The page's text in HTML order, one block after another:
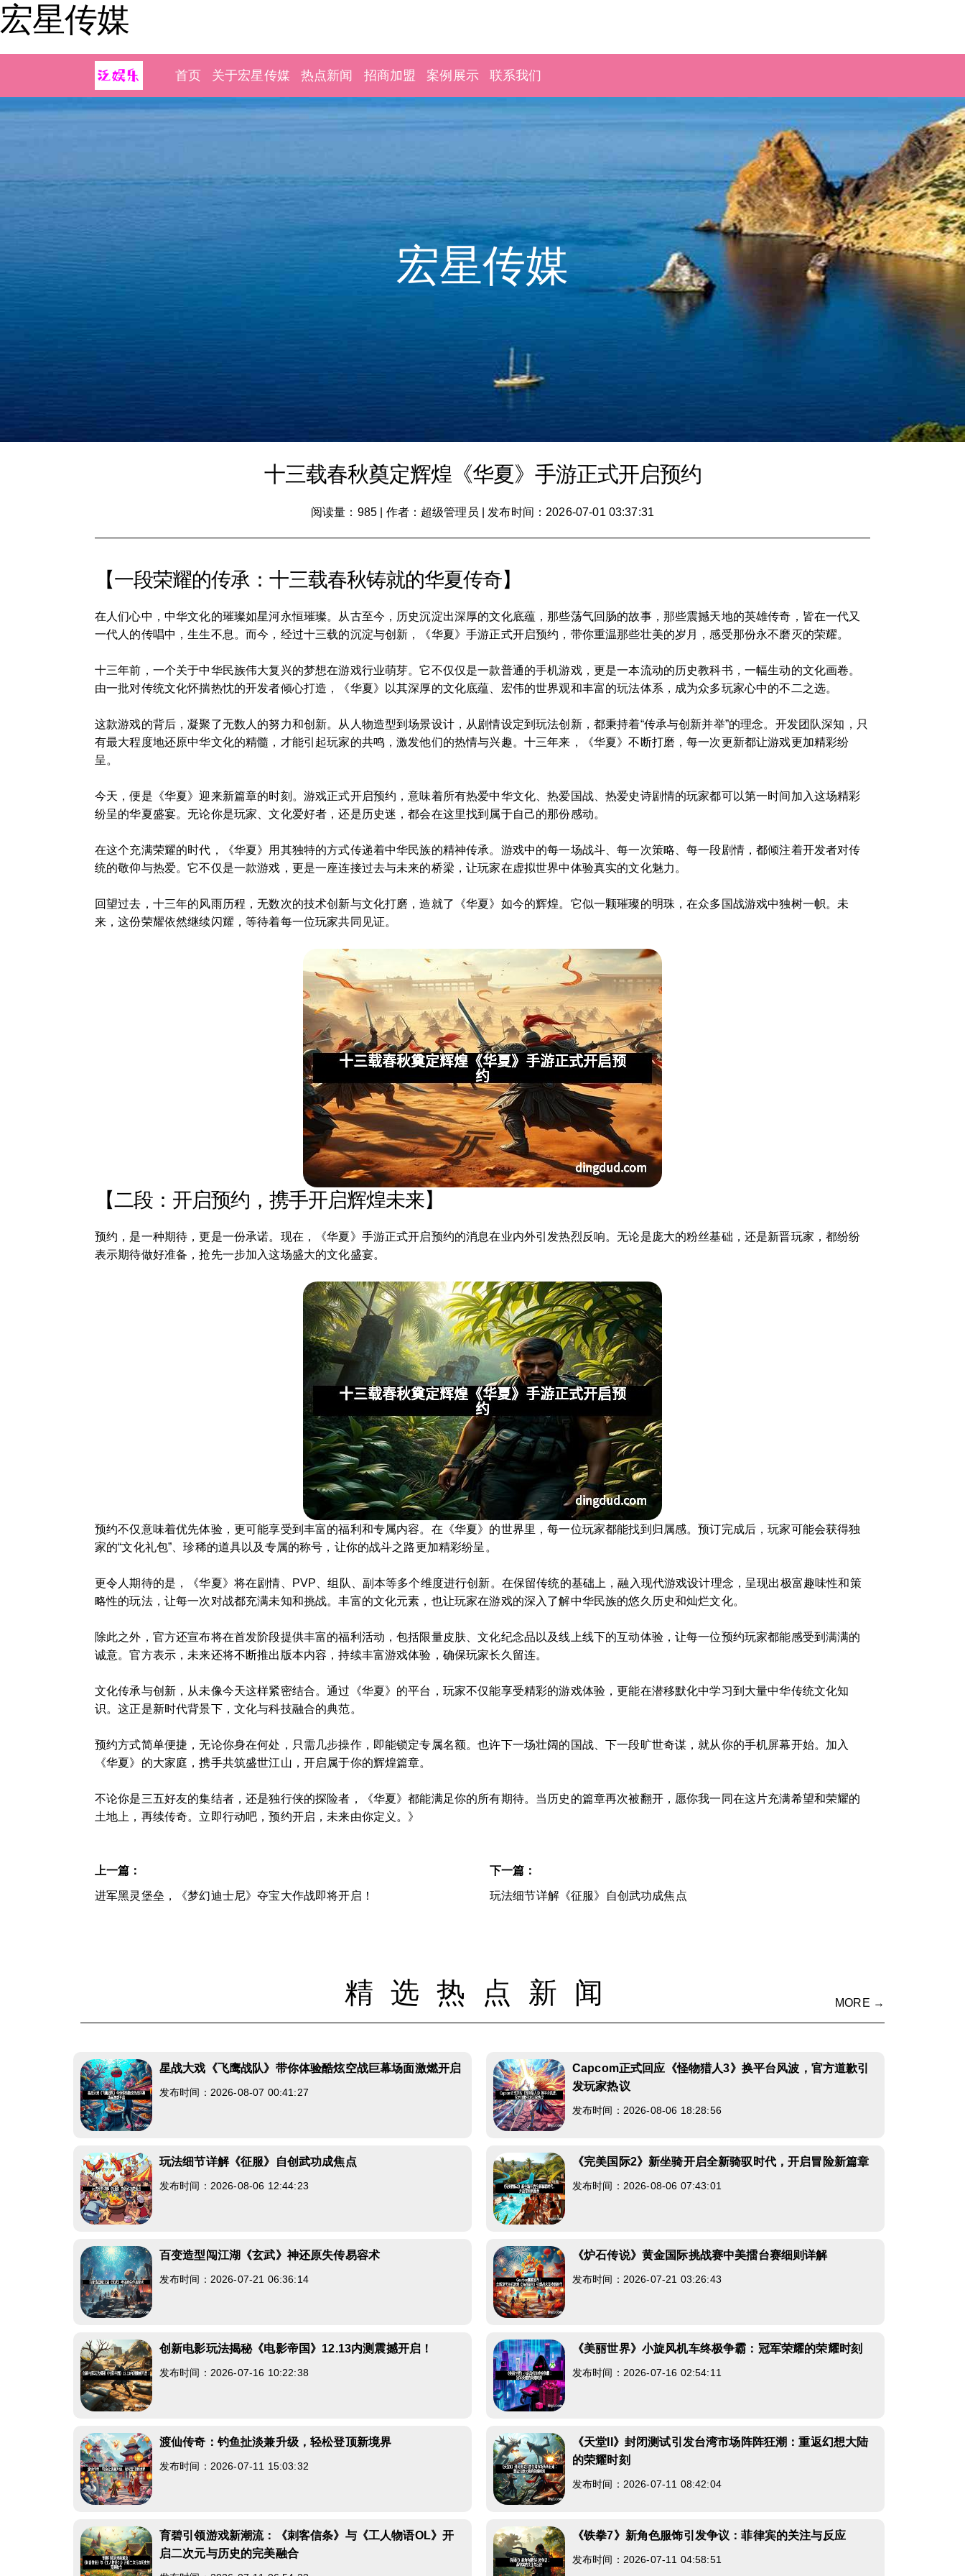
宏星传媒
首页 关于宏星传媒 热点新闻 招商加盟 案例展示 联系我们
宏星传媒
十三载春秋奠定辉煌《华夏》手游正式开启预约
阅读量：985 作者：超级管理员 发布时间：2026-07-01 03:37:31
【一段荣耀的传承：十三载春秋铸就的华夏传奇】
在人们心中，中华文化的璀璨如星河永恒璀璨。从古至今，历史沉淀出深厚的文化底蕴，那些荡气回肠的故事，那些震撼天地的英雄传奇，皆在一代又
一代人的传唱中，生生不息。而今，经过十三载的沉淀与创新，《华夏》手游正式开启预约，带你重温那些壮美的岁月，感受那份永不磨灭的荣耀。
十三年前，一个关于中华民族伟大复兴的梦想在游戏行业萌芽。它不仅仅是一款普通的手机游戏，更是一本流动的历史教科书，一幅生动的文化画卷。
由一批对传统文化怀揣热忱的开发者倾心打造，《华夏》以其深厚的文化底蕴、宏伟的世界观和丰富的玩法体系，成为众多玩家心中的不二之选。
这款游戏的背后，凝聚了无数人的努力和创新。从人物造型到场景设计，从剧情设定到玩法创新，都秉持着“传承与创新并举”的理念。开发团队深知，只
有最大程度地还原中华文化的精髓，才能引起玩家的共鸣，激发他们的热情与兴趣。十三年来，《华夏》不断打磨，每一次更新都让游戏更加精彩纷
呈。
今天，便是《华夏》迎来新篇章的时刻。游戏正式开启预约，意味着所有热爱中华文化、热爱国战、热爱史诗剧情的玩家都可以第一时间加入这场精彩
纷呈的华夏盛宴。无论你是玩家、文化爱好者，还是历史迷，都会在这里找到属于自己的那份感动。
在这个充满荣耀的时代，《华夏》用其独特的方式传递着中华民族的精神传承。游戏中的每一场战斗、每一次策略、每一段剧情，都倾注着开发者对传
统的敬仰与热爱。它不仅是一款游戏，更是一座连接过去与未来的桥梁，让玩家在虚拟世界中体验真实的文化魅力。
回望过去，十三年的风雨历程，无数次的技术创新与文化打磨，造就了《华夏》如今的辉煌。它似一颗璀璨的明珠，在众多国战游戏中独树一帜。未
来，这份荣耀依然继续闪耀，等待着每一位玩家共同见证。
【二段：开启预约，携手开启辉煌未来】
预约，是一种期待，更是一份承诺。现在，《华夏》手游正式开启预约的消息在业内外引发热烈反响。无论是庞大的粉丝基础，还是新晋玩家，都纷纷
表示期待做好准备，抢先一步加入这场盛大的文化盛宴。
预约不仅意味着优先体验，更可能享受到丰富的福利和专属内容。在《华夏》的世界里，每一位玩家都能找到归属感。预订完成后，玩家可能会获得独
家的“文化礼包”、珍稀的道具以及专属的称号，让你的战斗之路更加精彩纷呈。
更令人期待的是，《华夏》将在剧情、PVP、组队、副本等多个维度进行创新。在保留传统的基础上，融入现代游戏设计理念，呈现出极富趣味性和策
略性的玩法，让每一次对战都充满未知和挑战。丰富的文化元素，也让玩家在游戏的深入了解中华民族的悠久历史和灿烂文化。
除此之外，官方还宣布将在首发阶段提供丰富的福利活动，包括限量皮肤、文化纪念品以及线上线下的互动体验，让每一位预约玩家都能感受到满满的
诚意。官方表示，未来还将不断推出版本内容，持续丰富游戏体验，确保玩家长久留连。
文化传承与创新，从未像今天这样紧密结合。通过《华夏》的平台，玩家不仅能享受精彩的游戏体验，更能在潜移默化中学习到大量中华传统文化知
识。这正是新时代背景下，文化与科技融合的典范。
预约方式简单便捷，无论你身在何处，只需几步操作，即能锁定专属名额。也许下一场壮阔的国战、下一段旷世奇谋，就从你的手机屏幕开始。加入
《华夏》的大家庭，携手共筑盛世江山，开启属于你的辉煌篇章。
不论你是三五好友的集结者，还是独行侠的探险者，《华夏》都能满足你的所有期待。当历史的篇章再次被翻开，愿你我一同在这片充满希望和荣耀的
土地上，再续传奇。立即行动吧，预约开启，未来由你定义。》
上一篇：
进军黑灵堡垒，《梦幻迪士尼》夺宝大作战即将开启！
下一篇：
玩法细节详解《征服》自创武功成焦点
精选热点新闻 MORE →
星战大戏《飞鹰战队》带你体验酷炫空战巨幕场面激燃开启
发布时间：2026-08-07 00:41:27
Capcom正式回应《怪物猎人3》换平台风波，官方道歉引
发玩家热议
发布时间：2026-08-06 18:28:56
玩法细节详解《征服》自创武功成焦点
发布时间：2026-08-06 12:44:23
《完美国际2》新坐骑开启全新骑驭时代，开启冒险新篇章
发布时间：2026-08-06 07:43:01
百变造型闯江湖《玄武》神还原失传易容术
发布时间：2026-07-21 06:36:14
《炉石传说》黄金国际挑战赛中美擂台赛细则详解
发布时间：2026-07-21 03:26:43
创新电影玩法揭秘《电影帝国》12.13内测震撼开启！
发布时间：2026-07-16 10:22:38
《美丽世界》小旋风机车终极争霸：冠军荣耀的荣耀时刻
发布时间：2026-07-16 02:54:11
渡仙传奇：钓鱼扯淡兼升级，轻松登顶新境界
发布时间：2026-07-11 15:03:32
《天堂II》封闭测试引发台湾市场阵阵狂潮：重返幻想大陆
的荣耀时刻
发布时间：2026-07-11 08:42:04
育碧引领游戏新潮流：《刺客信条》与《工人物语OL》开
启二次元与历史的完美融合
《铁拳7》新角色服饰引发争议：菲律宾的关注与反应
发布时间：2026-07-11 04:58:51